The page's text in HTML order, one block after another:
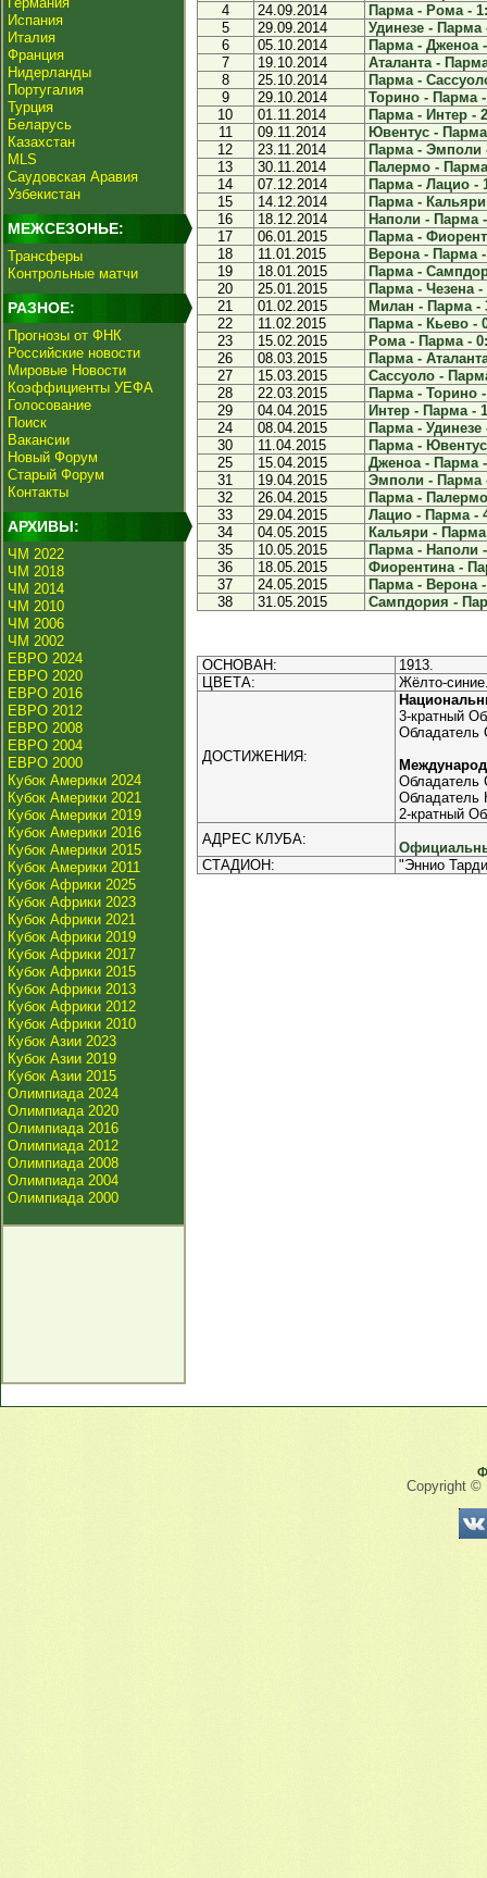
Испания
Италия
Франция
Нидерланды
Португалия
Турция
Беларусь
Казахстан
MLS
Саудовская Аравия
Узбекистан
МЕЖСЕЗОНЬЕ:
Трансферы
Контрольные матчи
РАЗНОЕ:
Прогнозы от ФНК
Российские новости
Мировые Новости
Коэффициенты УЕФА
Голосование
Поиск
Вакансии
Новый Форум
Старый Форум
Контакты
АРХИВЫ:
ЧМ 2022
ЧМ 2018
ЧМ 2014
ЧМ 2010
ЧМ 2006
ЧМ 2002
ЕВРО 2024
ЕВРО 2020
ЕВРО 2016
ЕВРО 2012
ЕВРО 2008
ЕВРО 2004
ЕВРО 2000
Кубок Америки 2024
Кубок Америки 2021
Кубок Америки 2019
Кубок Америки 2016
Кубок Америки 2015
Кубок Америки 2011
Кубок Африки 2025
Кубок Африки 2023
Кубок Африки 2021
Кубок Африки 2019
Кубок Африки 2017
Кубок Африки 2015
Кубок Африки 2013
Кубок Африки 2012
Кубок Африки 2010
Кубок Азии 2023
Кубок Азии 2019
Кубок Азии 2015
Олимпиада 2024
Олимпиада 2020
Олимпиада 2016
Олимпиада 2012
Олимпиада 2008
Олимпиада 2004
Олимпиада 2000
4
24.09.2014
Парма - Рома -
5
29.09.2014
Удинезе - Парма
6
05.10.2014
Парма - Дженоа
7
19.10.2014
Аталанта -
8
25.10.2014
Парма -
9
29.10.2014
Торино - Парма
10
01.11.2014
Парма - Интер -
11
09.11.2014
Ювентус -
12
23.11.2014
Парма - Эмполи
13
30.11.2014
Палермо -
14
07.12.2014
Парма - Лацио -
15
14.12.2014
Парма -
16
18.12.2014
Наполи - Парма
17
06.01.2015
Парма -
18
11.01.2015
Верона - Парма
19
18.01.2015
Парма -
20
25.01.2015
Парма - Чезена -
21
01.02.2015
Милан - Парма -
22
11.02.2015
Парма - Кьево -
23
15.02.2015
Рома - Парма -
26
08.03.2015
Парма -
27
15.03.2015
Сассуоло -
28
22.03.2015
Парма - Торино
29
04.04.2015
Интер - Парма -
24
08.04.2015
Парма - Удинезе
30
11.04.2015
Парма -
25
15.04.2015
Дженоа - Парма
31
19.04.2015
Эмполи - Парма
32
26.04.2015
Парма -
33
29.04.2015
Лацио - Парма -
34
04.05.2015
Кальяри -
35
10.05.2015
Парма - Наполи
36
18.05.2015
Фиорентина -
37
24.05.2015
Парма - Верона
38
31.05.2015 Сампдория -
ОСНОВАН:
1913.
ЦВЕТА:
Жёлто-
ДОСТИЖЕНИЯ:
3-кратный
Обладатель
Обладатель
Обладатель
2-кратный
АДРЕС КЛУБА:
СТАДИОН:
"Эннио
Copyright ©